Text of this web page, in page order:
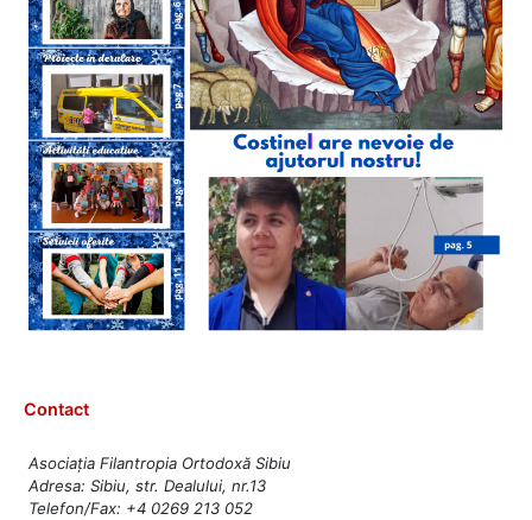
Contact
Asociația Filantropia Ortodoxă Sibiu
Adresa: Sibiu, str. Dealului, nr.13
Telefon/Fax: +4 0269 213 052